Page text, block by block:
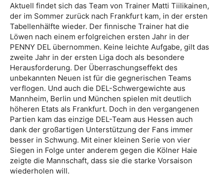
Aktuell findet sich das Team von Trainer Matti Tiilikainen,
der im Sommer zurück nach Frankfurt kam, in der ersten
Tabellenhälfte wieder. Der finnische Trainer hat die
Löwen nach einem erfolgreichen ersten Jahr in der
PENNY DEL übernommen. Keine leichte Aufgabe, gilt das
zweite Jahr in der ersten Liga doch als besondere
Herausforderung. Der Überraschungseffekt des
unbekannten Neuen ist für die gegnerischen Teams
verflogen. Und auch die DEL-Schwergewichte aus
Mannheim, Berlin und München spielen mit deutlich
höheren Etats als Frankfurt. Doch in den vergangenen
Partien kam das einzige DEL-Team aus Hessen auch
dank der großartigen Unterstützung der Fans immer
besser in Schwung. Mit einer kleinen Serie von vier
Siegen in Folge unter anderem gegen die Kölner Haie
zeigte die Mannschaft, dass sie die starke Vorsaison
wiederholen will.